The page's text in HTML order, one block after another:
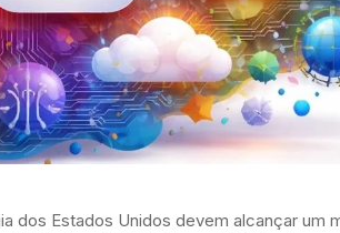
dos Estados Unidos devem alcançar um